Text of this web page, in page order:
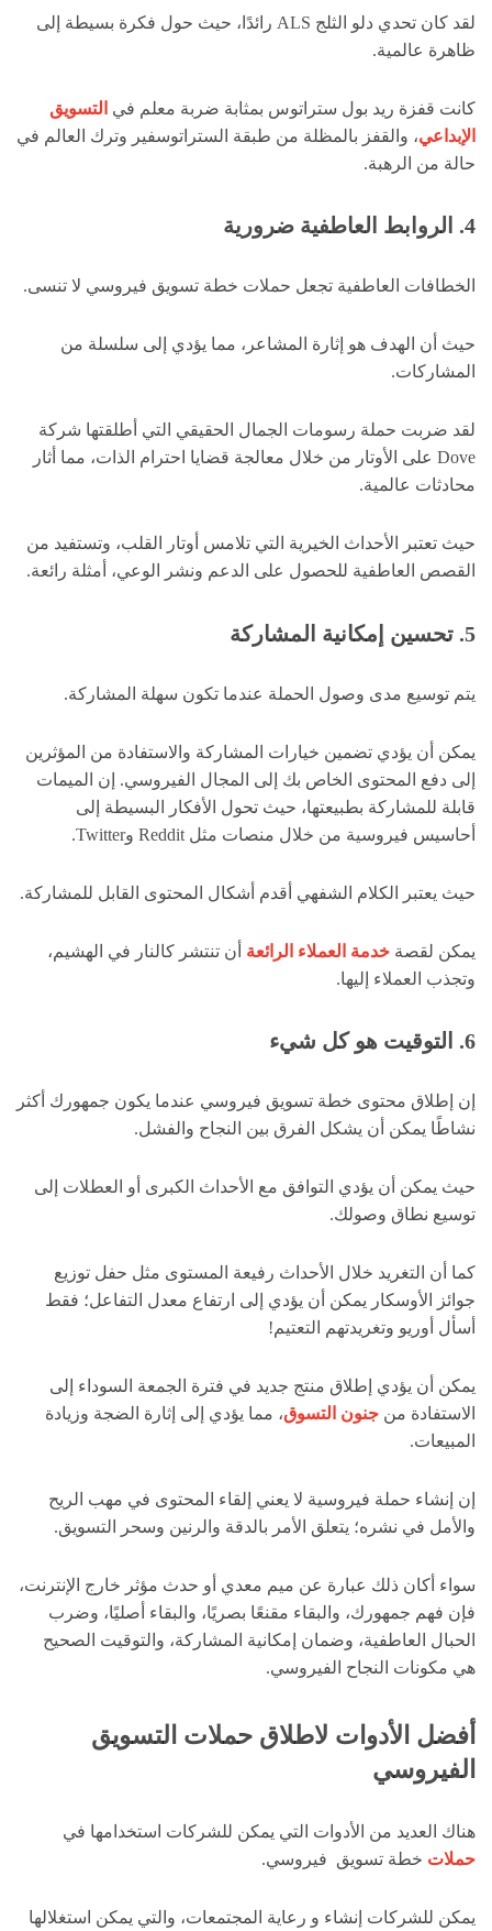
لقد كان تحدي دلو الثلج ALS رائدًا، حيث حول فكرة بسيطة إلى
ظاهرة عالمية.
كانت قفزة ريد بول ستراتوس بمثابة ضربة معلم في التسويق
الإبداعي، والقفز بالمظلة من طبقة الستراتوسفير وترك العالم في
حالة من الرهبة.
4. الروابط العاطفية ضرورية
الخطافات العاطفية تجعل حملات خطة تسويق فيروسي لا تنسى.
حيث أن الهدف هو إثارة المشاعر، مما يؤدي إلى سلسلة من
المشاركات.
لقد ضربت حملة رسومات الجمال الحقيقي التي أطلقتها شركة
Dove على الأوتار من خلال معالجة قضايا احترام الذات، مما أثار
محادثات عالمية.
حيث تعتبر الأحداث الخيرية التي تلامس أوتار القلب، وتستفيد من
القصص العاطفية للحصول على الدعم ونشر الوعي، أمثلة رائعة.
5. تحسين إمكانية المشاركة
يتم توسيع مدى وصول الحملة عندما تكون سهلة المشاركة.
يمكن أن يؤدي تضمين خيارات المشاركة والاستفادة من المؤثرين
إلى دفع المحتوى الخاص بك إلى المجال الفيروسي. إن الميمات
قابلة للمشاركة بطبيعتها، حيث تحول الأفكار البسيطة إلى
أحاسيس فيروسية من خلال منصات مثل Reddit وTwitter.
حيث يعتبر الكلام الشفهي أقدم أشكال المحتوى القابل للمشاركة.
يمكن لقصة خدمة العملاء الرائعة أن تنتشر كالنار في الهشيم،
وتجذب العملاء إليها.
6. التوقيت هو كل شيء
إن إطلاق محتوى خطة تسويق فيروسي عندما يكون جمهورك أكثر
نشاطًا يمكن أن يشكل الفرق بين النجاح والفشل.
حيث يمكن أن يؤدي التوافق مع الأحداث الكبرى أو العطلات إلى
توسيع نطاق وصولك.
كما أن التغريد خلال الأحداث رفيعة المستوى مثل حفل توزيع
جوائز الأوسكار يمكن أن يؤدي إلى ارتفاع معدل التفاعل؛ فقط
أسأل أوريو وتغريدتهم التعتيم!
يمكن أن يؤدي إطلاق منتج جديد في فترة الجمعة السوداء إلى
الاستفادة من جنون التسوق، مما يؤدي إلى إثارة الضجة وزيادة
المبيعات.
إن إنشاء حملة فيروسية لا يعني إلقاء المحتوى في مهب الريح
والأمل في نشره؛ يتعلق الأمر بالدقة والرنين وسحر التسويق.
سواء أكان ذلك عبارة عن ميم معدي أو حدث مؤثر خارج الإنترنت،
فإن فهم جمهورك، والبقاء مقنعًا بصريًا، والبقاء أصليًا، وضرب
الحبال العاطفية، وضمان إمكانية المشاركة، والتوقيت الصحيح
هي مكونات النجاح الفيروسي.
أفضل الأدوات لاطلاق حملات التسويق
الفيروسي
هناك العديد من الأدوات التي يمكن للشركات استخدامها في
حملات خطة تسويق فيروسي.
يمكن للشركات إنشاء و رعاية المجتمعات، والتي يمكن استغلالها